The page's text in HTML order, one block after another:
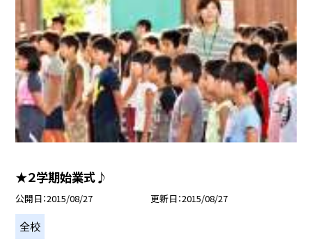
★２学期始業式♪
公開日 2015/08/27 更新日 2015/08/27
全校